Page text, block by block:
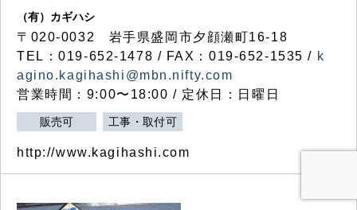
（有）カギハシ
〒020-0032 岩手県盛岡市夕顔瀬町16-18
TEL：019-652-1478 / FAX：019-652-1535 / k
agino.kagihashi@mbn.nifty.com
営業時間：9:00〜18:00 / 定休日：日曜日
販売可 工事・取付可
http://www.kagihashi.com